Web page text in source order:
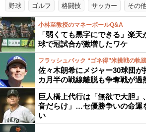
野球 ゴルフ 格闘技 サッカー その
小林至教授のマネーボールQ&A
「弱くても黒字にできる」楽
球で冠試合が激増したワケ
フラッシュバック “ゴネ得”米挑戦の軌
佐々木朗希にメジャー30球団が
カ月半の戦線離脱も争奪戦が過
巨人橋上代行は「無欲で大胆
音だらけ」…セ優勝争いの命運
い